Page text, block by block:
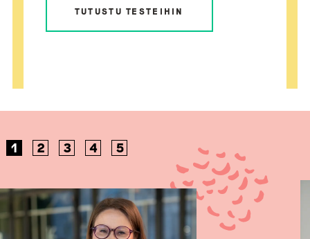
TUTUSTU TESTEIHIN
1 2 3 4 5